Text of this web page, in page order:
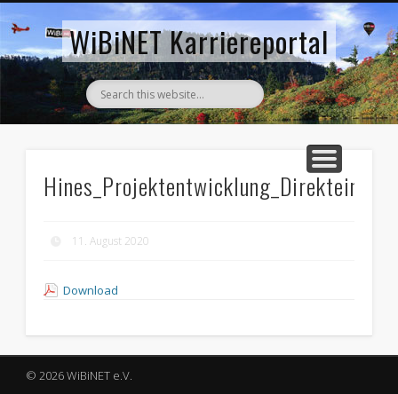
WiBiNET Karriereportal
AKTUELLE STELLENANZEIGEN
ZURÜCK ZUM WIBINET
11. August 2020
Download
© 2026 WiBiNET e.V.